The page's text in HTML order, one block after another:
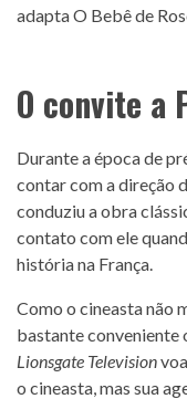
O convite a
Durante a época de
contar com a direção
conduziu a obra
contato com ele
história na França.
Como o cineasta não
bastante conveniente
Lionsgate Television
o cineasta, mas sua